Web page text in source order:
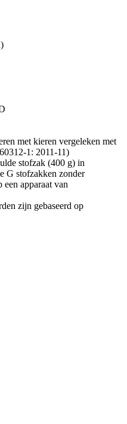
met kieren vergeleken met
1: 2011-11)
stofzak (400 g) in
G stofzakken zonder
apparaat van
zijn gebaseerd op